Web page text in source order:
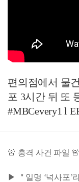
편의점에서 물
포 3시간 뒤 또
#MBCevery1 l
🚨 충격 사건 파일 🚨
▶ ＂일명 ‘넉사포’